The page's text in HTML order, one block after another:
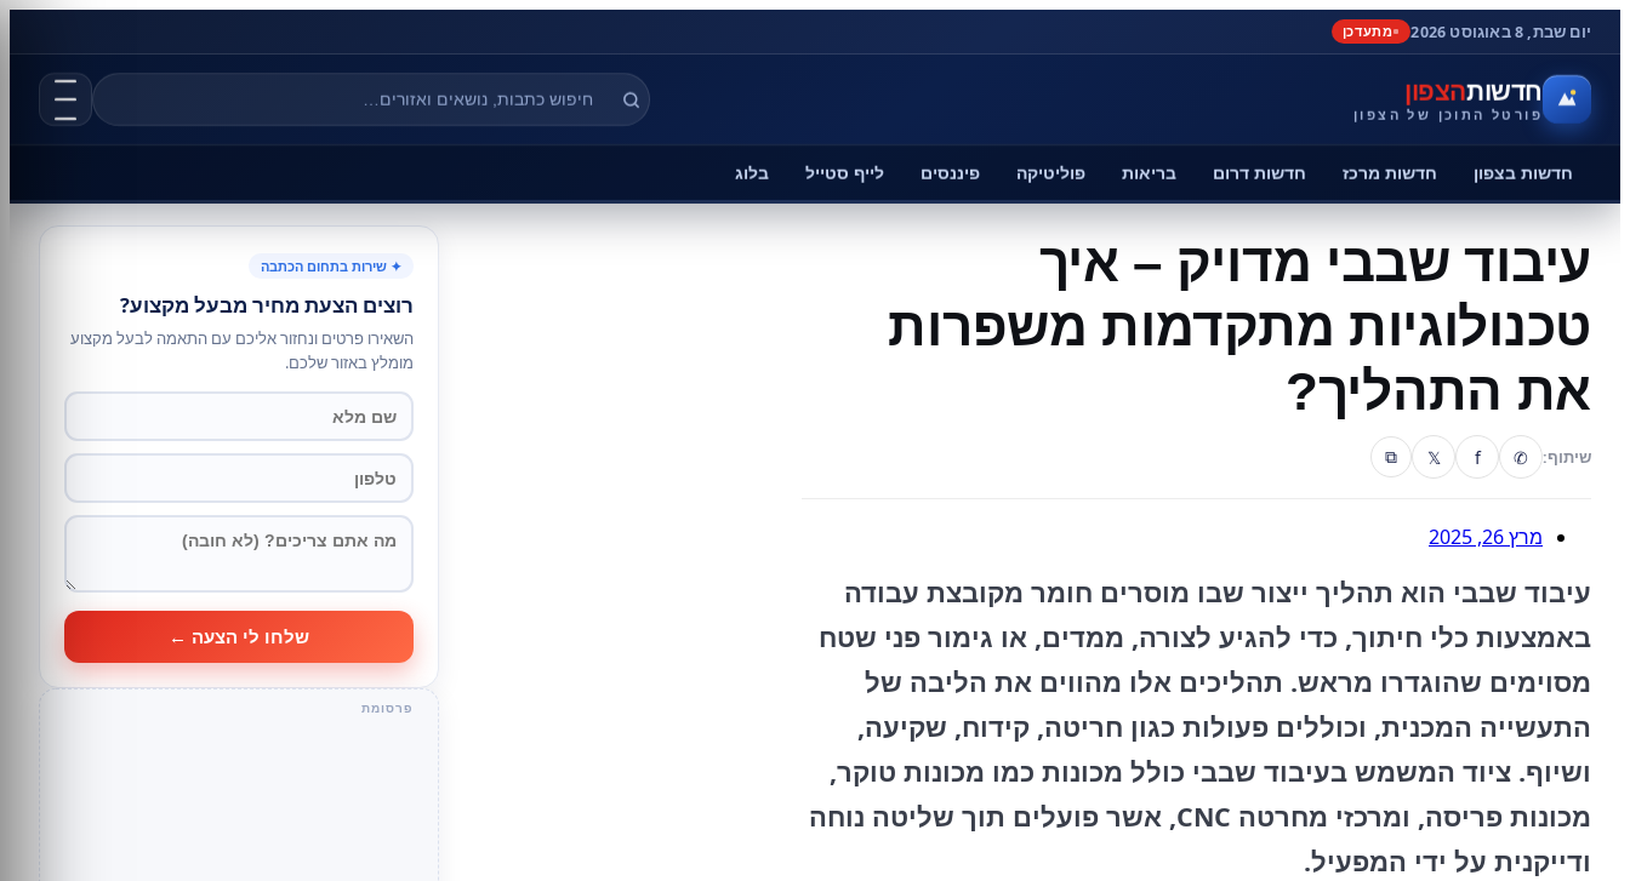
יום שבת, 8 באוגוסט 2026 מתעדכן
חדשותהצפון
פורטל התוכן של הצפון
חדשות בצפון חדשות מרכז חדשות דרום בריאות פוליטיקה פיננסים לייף סטייל בלוג
עיבוד שבבי מדויק – איך
טכנולוגיות מתקדמות משפרות
את התהליך?
שיתוף: ✆
f
𝕏
⧉
מרץ 26, 2025
עיבוד שבבי הוא תהליך ייצור שבו מוסרים חומר מקובצת עבודה
באמצעות כלי חיתוך, כדי להגיע לצורה, ממדים, או גימור פני שטח
מסוימים שהוגדרו מראש. תהליכים אלו מהווים את הליבה של
התעשייה המכנית, וכוללים פעולות כגון חריטה, קידוח, שקיעה,
ושיוף. ציוד המשמש בעיבוד שבבי כולל מכונות כמו מכונות טוקר,
מכונות פריסה, ומרכזי מחרטה CNC, אשר פועלים תוך שליטה נוחה
ודייקנית על ידי המפעיל.
✦ שירות בתחום הכתבה
רוצים הצעת מחיר מבעל מקצוע?
השאירו פרטים ונחזור אליכם עם התאמה לבעל מקצוע
מומלץ באזור שלכם.
שלחו לי הצעה ←